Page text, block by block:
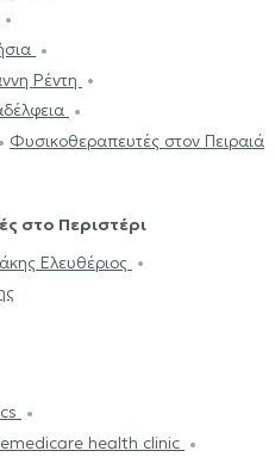
Ρέντη
Φυσικοθεραπευτές στον Πειραιά
στο Περιστέρι
Ελευθέριος
health clinic